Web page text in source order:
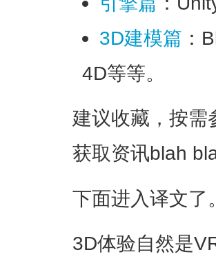
3D建模篇 ：
4D等等。
建议收藏，按需
获取资讯blah
下面进入译文了。
3D体验自然是